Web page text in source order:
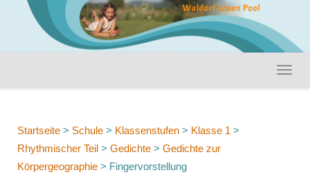
Startseite > Schule > Klassenstufen > Klasse 1 >
Rhythmischer Teil > Gedichte > Gedichte zur
Körpergeographie > Fingervorstellung